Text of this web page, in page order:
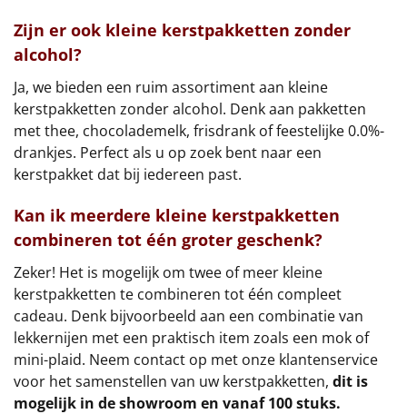
Zijn er ook kleine kerstpakketten zonder
alcohol?
Ja, we bieden een ruim assortiment aan kleine
kerstpakketten zonder alcohol. Denk aan pakketten
met thee, chocolademelk, frisdrank of feestelijke 0.0%-
drankjes. Perfect als u op zoek bent naar een
kerstpakket dat bij iedereen past.
Kan ik meerdere kleine kerstpakketten
combineren tot één groter geschenk?
Zeker! Het is mogelijk om twee of meer kleine
kerstpakketten te combineren tot één compleet
cadeau. Denk bijvoorbeeld aan een combinatie van
lekkernijen met een praktisch item zoals een mok of
mini-plaid. Neem contact op met onze klantenservice
voor het samenstellen van uw kerstpakketten, dit is
mogelijk in de showroom en vanaf 100 stuks.